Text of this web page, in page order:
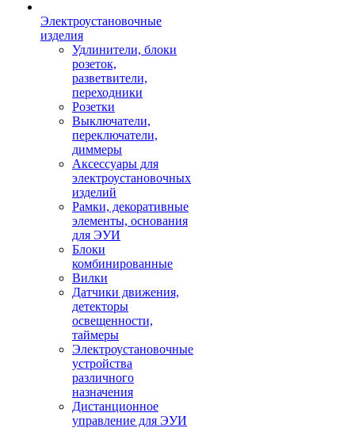
Электроустановочные
изделия
Удлинители, блоки
розеток,
разветвители,
переходники
Розетки
Выключатели,
переключатели,
диммеры
Аксессуары для
электроустановочных
изделий
Рамки, декоративные
элементы, основания
для ЭУИ
Блоки
комбинированные
Вилки
Датчики движения,
детекторы
освещенности,
таймеры
Электроустановочные
устройства
различного
назначения
Дистанционное
управление для ЭУИ